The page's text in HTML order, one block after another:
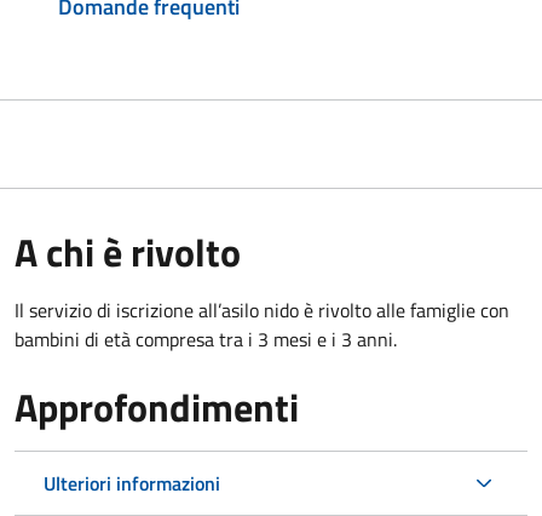
Domande frequenti
A chi è rivolto
Il servizio di iscrizione all’asilo nido è rivolto alle famiglie con
bambini di età compresa tra i 3 mesi e i 3 anni.
Approfondimenti
Ulteriori informazioni